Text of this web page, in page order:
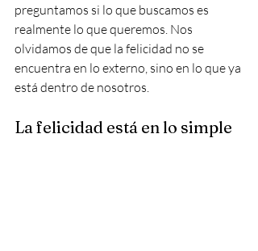
preguntamos si lo que buscamos es
realmente lo que queremos. Nos
olvidamos de que la felicidad no se
encuentra en lo externo, sino en lo que ya
está dentro de nosotros.
La felicidad está en lo simple